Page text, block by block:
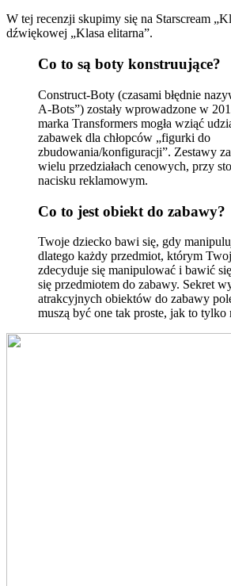
W tej recenzji skupimy się na Starscream
dźwiękowej „Klasa elitarna”.
Co to są boty konstruujące?
Construct-Boty (czasami błędnie
A-Bots”) zostały wprowadzone w
marka Transformers mogła wziąć
zabawek dla chłopców „figurki do
zbudowania/konfiguracji”. Zestawy
wielu przedziałach cenowych, przy
nacisku reklamowym.
Co to jest obiekt do zabawy?
Twoje dziecko bawi się, gdy
dlatego każdy przedmiot, którym
zdecyduje się manipulować i bawić
się przedmiotem do zabawy. Sekret
atrakcyjnych obiektów do zabawy
muszą być one tak proste, jak to tylko